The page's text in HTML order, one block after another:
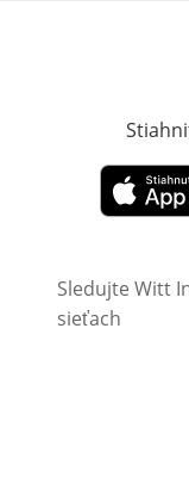
Otvorí sa
Sledujte Witt
sieťach